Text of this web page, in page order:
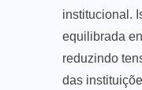
institucional.
equilibrada
reduzindo
das